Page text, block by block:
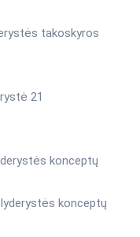
takoskyros
21
konceptų
konceptų